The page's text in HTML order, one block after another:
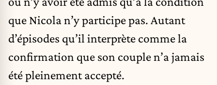
que Nicola n’y participe pas. Autant
d’épisodes qu’il interprète comme la
confirmation que son couple n’a jamais
été pleinement accepté.